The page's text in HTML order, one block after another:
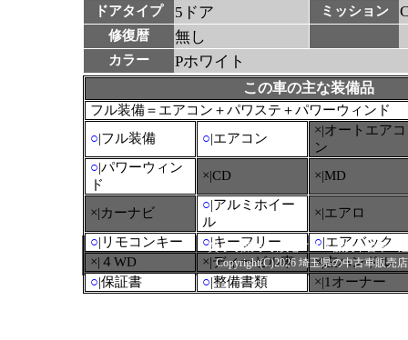
ドアタイプ 5ドア ミッション
修復暦 無し
カラー Pホワイト
この車の主な装備品
フル装備＝エアコン＋パワステ＋パワーウィンド
○|フル装備 ○|エアコン
×|オートエアコ
ン
○|パワーウィン
ド
×|CD ×|MD
×|カーナビ
○|アルミホイー
ル
×|エアロ
○|リモコンキー ○|キーフリー ○|エアバック
×|４WD
×|ディーゼル車
×|左ハンドル
○|保証書 ○|整備書類 ×|1オーナー
買って,乗って,安心ＴＡＸ誠実中古車/
Copyright(C)2026 埼玉県の中古車販売